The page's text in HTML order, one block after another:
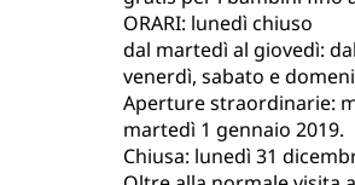
ORARI: lunedì chiuso
dal martedì al giovedì:
venerdì, sabato e
Aperture straordinarie:
martedì 1 gennaio 2019.
Chiusa: lunedì 31